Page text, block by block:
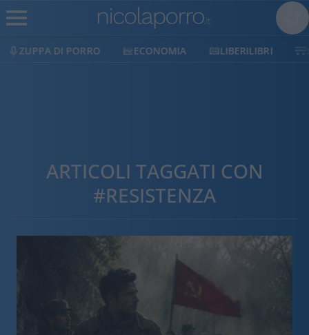
ECONOMIA LIBERILIBRI SHOP SOSTIENICI
ARTICOLI TAGGATI CON
#RESISTENZA